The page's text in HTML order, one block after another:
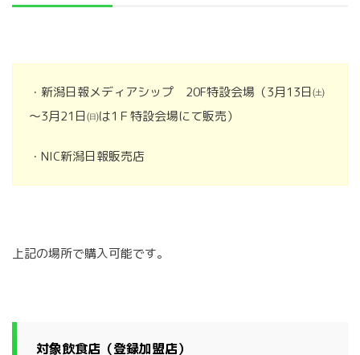
・新潟日報メディアシップ 20F特設会場（3月13日㈯
～3月21日㈰は1Ｆ特設会場にて販売）
・NIC新潟日報販売店
上記の場所で購入可能です。
対象飲食店（登録加盟店）